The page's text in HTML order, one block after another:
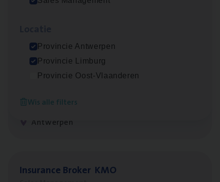
Provincie Antwerpen
Provincie Limburg
Provincie Oost-Vlaanderen
Wis alle filters
Cus­to­mer Care Expert
Customer Services
Antwerpen
Insu­ran­ce Bro­ker KMO